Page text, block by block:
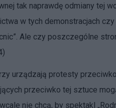
tak naprawdę odmiany tej
w tych demonstracjach
Ale czy poszczególne
urządzają protesty
przeciwko tej sztuce
nie chcą, by spektakl